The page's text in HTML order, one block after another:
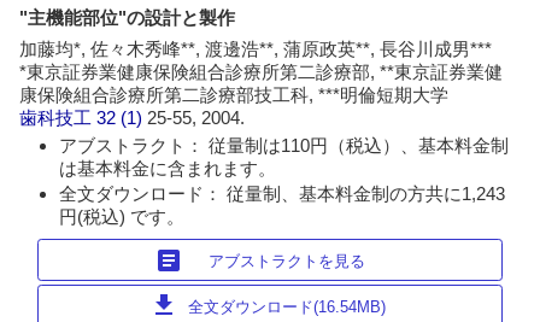
"主機能部位"の設計と製作
加藤均*, 佐々木秀峰**, 渡邊浩**, 蒲原政英**, 長谷川成男***
*東京証券業健康保険組合診療所第二診療部, **東京証券業健
康保険組合診療所第二診療部技工科, ***明倫短期大学
歯科技工 32 (1)25-55, 2004.
アブストラクト： 従量制は110円（税込）、基本料金制
は基本料金に含まれます。
全文ダウンロード： 従量制、基本料金制の方共に1,243
円(税込) です。
article アブストラクトを見る
download 全文ダウンロード(16.54MB)